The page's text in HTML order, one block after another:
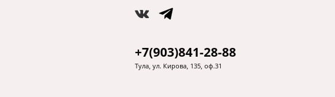
+7(903)841-28-88
Тула, ул. Кирова, 135, оф.31